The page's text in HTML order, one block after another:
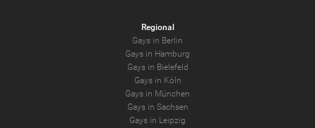
Regional
Gays in Berlin
Gays in Hamburg
Gays in Bielefeld
Gays in Köln
Gays in München
Gays in Sachsen
Gays in Leipzig